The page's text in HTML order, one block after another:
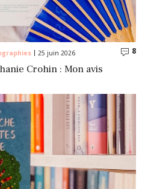
25 juin 2026 8
Crohin : Mon avis